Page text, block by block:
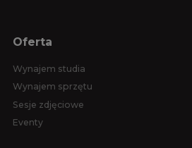
Oferta
Wynajem studia
Wynajem sprzętu
Sesje zdjęciowe
Eventy